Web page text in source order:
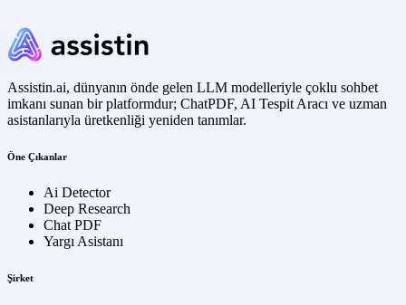
Assistin.ai, dünyanın önde gelen LLM modelleriyle çoklu sohbet
imkanı sunan bir platformdur; ChatPDF, AI Tespit Aracı ve uzman
asistanlarıyla üretkenliği yeniden tanımlar.
Öne Çıkanlar
Ai Detector
Deep Research
Chat PDF
Yargı Asistanı
Şirket